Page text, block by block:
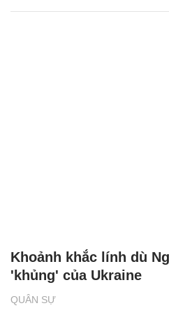
QUÂN SỰ
Khoảnh khắc lính dù
'khủng' của Ukraine